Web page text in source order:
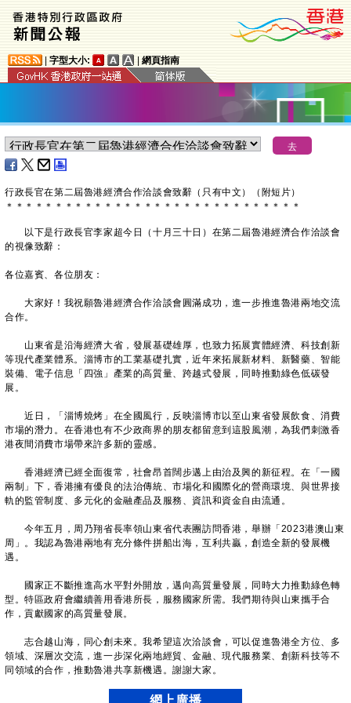
字型大小: 網頁指南
行政長官在第二屆魯港經濟合作洽談會致辭（只有中文）（附短片）
＊ ＊ ＊ ＊ ＊ ＊ ＊ ＊ ＊ ＊ ＊ ＊ ＊ ＊ ＊ ＊ ＊ ＊ ＊ ＊ ＊ ＊ ＊ ＊ ＊ ＊ ＊ ＊ ＊ ＊
以下是行政長官李家超今日（十月三十日）在第二屆魯港經濟合作洽談會
的視像致辭：
各位嘉賓、各位朋友：
大家好！我祝願魯港經濟合作洽談會圓滿成功，進一步推進魯港兩地交流
合作。
山東省是沿海經濟大省，發展基礎雄厚，也致力拓展實體經濟、科技創新
等現代產業體系。淄博市的工業基礎扎實，近年來拓展新材料、新醫藥、智能
裝備、電子信息「四強」產業的高質量、跨越式發展，同時推動綠色低碳發
展。
近日，「淄博燒烤」在全國風行，反映淄博市以至山東省發展飲食、消費
市場的潛力。在香港也有不少政商界的朋友都留意到這股風潮，為我們刺激香
港夜間消費市場帶來許多新的靈感。
香港經濟已經全面復常，社會昂首闊步邁上由治及興的新征程。在「一國
兩制」下，香港擁有優良的法治傳統、市場化和國際化的營商環境、與世界接
軌的監管制度、多元化的金融產品及服務、資訊和資金自由流通。
今年五月，周乃翔省長率領山東省代表團訪問香港，舉辦「2023港澳山東
周」。我認為魯港兩地有充分條件拼船出海，互利共贏，創造全新的發展機
遇。
國家正不斷推進高水平對外開放，邁向高質量發展，同時大力推動綠色轉
型。特區政府會繼續善用香港所長，服務國家所需。我們期待與山東攜手合
作，貢獻國家的高質量發展。
志合越山海，同心創未來。我希望這次洽談會，可以促進魯港全方位、多
領域、深層次交流，進一步深化兩地經貿、金融、現代服務業、創新科技等不
同領域的合作，推動魯港共享新機遇。謝謝大家。
網上廣播